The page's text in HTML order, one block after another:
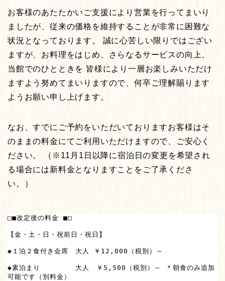
お客様のあたたかいご支援により営業を行ってまいり
ましたが、従来の価格を維持することが非常に困難な
状況となっております。 誠に心苦しい限りではござい
ますが、お料理をはじめ、さらなるサービスの向上、
当館でのひとときを 皆様により一層お楽しみいただけ
ますよう努めてまいりますので、何卒ご理解賜ります
ようお願い申し上げます。
なお、すでにご予約をいただいておりますお客様はそ
のままの料金にてご利用いただけますので、ご安心く
ださい。 （※11月1日以降に宿泊日の変更を希望され
る場合には新料金となりますことをご了承くださ
い。）
□■改定後の料金 ■□
【金・土・日・祝前日・祝日】
◆１泊２食付き会席　大人 ￥12,000（税別）～
◆素泊まり　　　　　大人　￥5,500（税別）～ ＊朝食のみ追加
可能です（別料金）